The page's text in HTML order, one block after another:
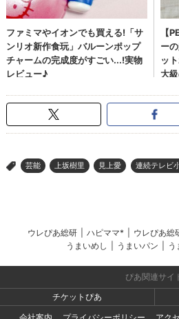
> 芸能 上坂樹里 見上愛 連続テレビ
ウレぴあ総研 ハピママ* ウレぴあ総
うまいめし
うまいパン う
ぴあ関連サイ
チケットぴあ